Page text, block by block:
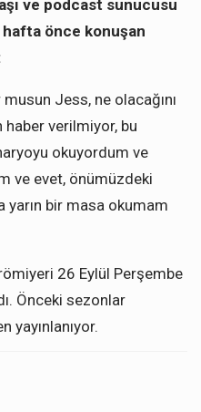
ve podcast sunucusu
önce konuşan
Jess, ne olacağını
verilmiyor, bu
okuyordum ve
ve evet, önümüzdeki
yarın bir masa okumam
26 Eylül Perşembe
Önceki sezonlar
yayınlanıyor.